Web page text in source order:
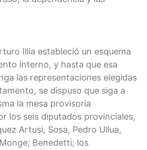
Illia estableció un esquema
interno, y hasta que esa
las representaciones elegidas
se dispuso que siga a
la mesa provisoria
los seis diputados provinciales,
Artusi, Sosa, Pedro Ullua,
Benedetti; los